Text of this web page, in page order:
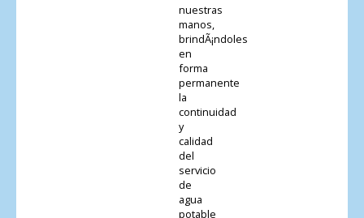
nuestras
manos,
brindÃ¡ndoles
en
forma
permanente
la
continuidad
y
calidad
del
servicio
de
agua
potable